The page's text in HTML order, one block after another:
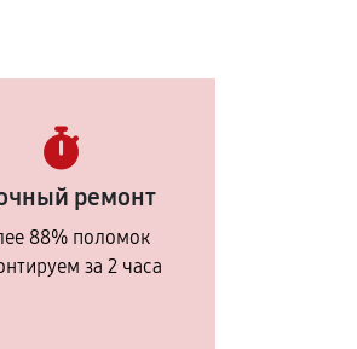
ремонт
88% поломок
за 2 часа